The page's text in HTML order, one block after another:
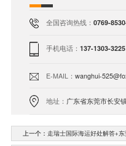
全国咨询热线：0769-
手机电话：137-1303-
E-MAIL：wanghui-
地址： 广东省东莞市长安
上一个： 走瑞士国际海运好处解答+东